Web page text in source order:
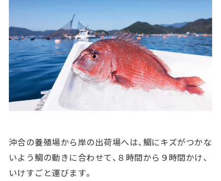
沖合の養殖場から岸の出荷場へは、鯛にキズがつかな
いよう鯛の動きに合わせて、８時間から９時間かけ、
いけすごと運びます。